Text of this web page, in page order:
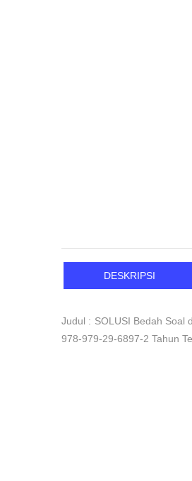
DESKRIPSI
Judul : SOLUSI Bedah Soal
978-979-29-6897-2 Tahun